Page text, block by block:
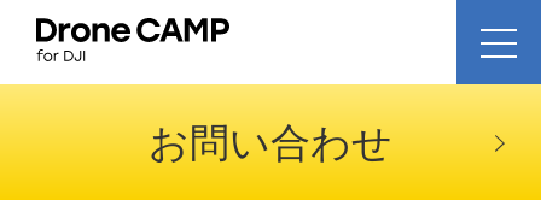
お問い合わせ